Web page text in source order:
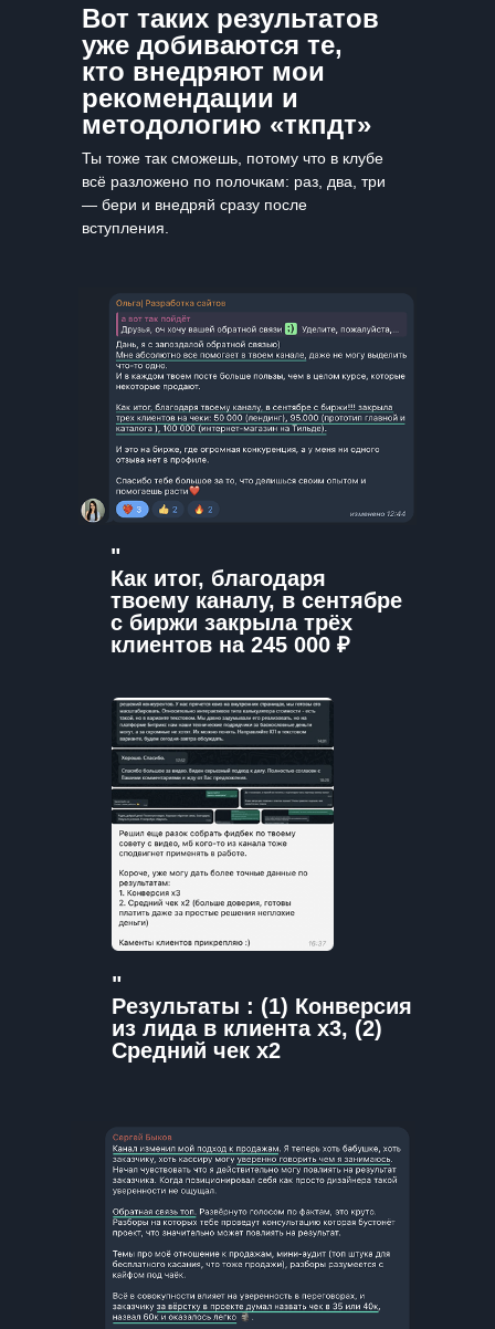
Вот таких результатов
уже добиваются те,
кто внедряют мои
рекомендации и
методологию «ткпдт»
Ты тоже так сможешь, потому что в клубе
всё разложено по полочкам: раз, два, три
— бери и внедряй сразу после
вступления.
"
Результаты : (1) Конверсия
из лида в клиента х3, (2)
Средний чек х2
"
Как итог, благодаря
твоему каналу, в сентябре
с биржи закрыла трёх
клиентов на 245 000 ₽